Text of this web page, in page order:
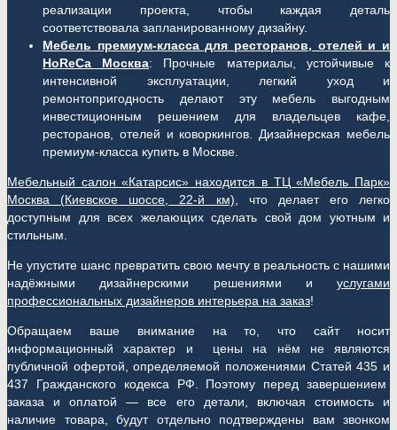
реализации проекта, чтобы каждая деталь
соответствовала запланированному дизайну.
Мебель премиум-класса для ресторанов, отелей и и
HoReCa Москва: Прочные материалы, устойчивые к
интенсивной эксплуатации, легкий уход и
ремонтопригодность делают эту мебель выгодным
инвестиционным решением для владельцев кафе,
ресторанов, отелей и коворкингов. Дизайнерская мебель
премиум-класса купить в Москве.
Мебельный салон «Катарсис» находится в ТЦ «Мебель Парк»
Москва (Киевское шоссе, 22-й км) , что делает его легко
доступным для всех желающих сделать свой дом уютным и
стильным.
Не упустите шанс превратить свою мечту в реальность с нашими
надёжными дизайнерскими решениями и услугами
профессиональных дизайнеров интерьера на заказ!
Обращаем ваше внимание на то, что сайт носит
информационный характер и цены на нём не являются
публичной офертой, определяемой положениями Статей 435 и
437 Гражданского кодекса РФ. Поэтому перед завершением
заказа и оплатой — все его детали, включая стоимость и
наличие товара, будут отдельно подтверждены вам звонком